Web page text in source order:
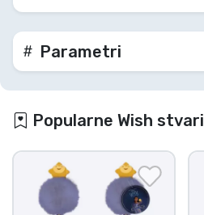
Parametri
Popularne Wish stvari